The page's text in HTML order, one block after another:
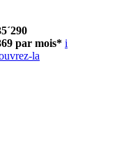
par mois* i
la